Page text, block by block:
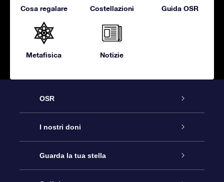
Cosa regalare Costellazioni Guida OSR
Metafisica Notizie
OSR
Assistenza
Contattaci
I nostri doni
Online Star Gift
Guarda la tua stella